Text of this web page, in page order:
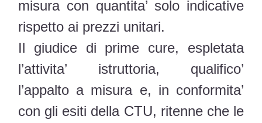
misura con quantita’ solo indicative
rispetto ai prezzi unitari.
Il giudice di prime cure, espletata
l’attivita’ istruttoria, qualifico’
l’appalto a misura e, in conformita’
con gli esiti della CTU, ritenne che le